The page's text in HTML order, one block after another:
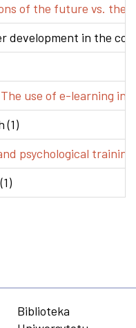
of the future vs. the
development in the
use of e-learning in
(1)
psychological
Biblioteka